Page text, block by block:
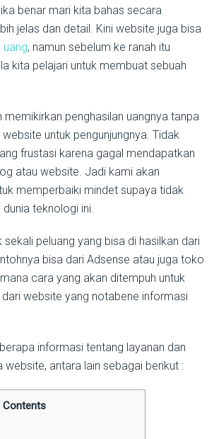
benar mari kita bahas secara
jelas dan detail. Kini website juga bisa
uang, namun sebelum ke ranah itu
kita pelajari untuk membuat sebuah
memikirkan penghasilan uangnya tanpa
untuk pengunjungnya. Tidak
frustasi karena gagal mendapatkan
atau website. Jadi kami akan
memperbaiki mindet supaya tidak
teknologi ini.
sekali peluang yang bisa di hasilkan dari
bisa dari Adsense atau juga toko
cara yang akan ditempuh untuk
website yang notabene informasi
informasi tentang layanan dan
website, antara lain sebagai berikut :
Contents